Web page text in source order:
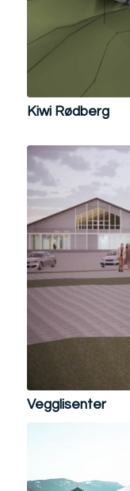
Kiwi Rødberg
Vegglisenter